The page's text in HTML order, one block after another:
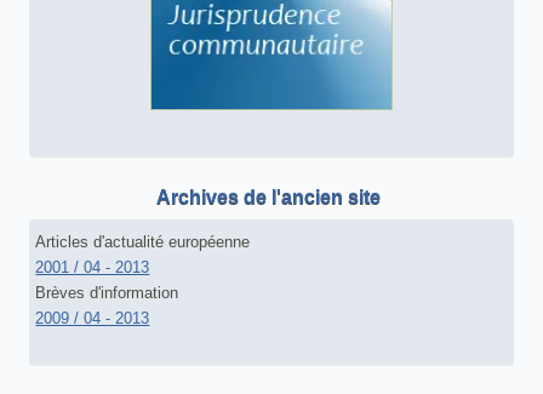
Archives de l'ancien site
Articles d'actualité européenne
2001 / 04 - 2013
Brèves d'information
2009 / 04 - 2013